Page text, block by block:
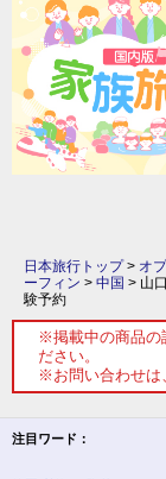
日本旅行トップ> オ
ーフィン > 中国 > 山
験予約
※掲載中の商品の
ださい。
※お問い合わせは
注目ワード：